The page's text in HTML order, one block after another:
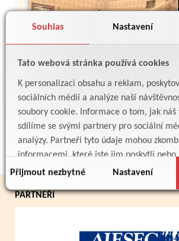
Souhlas Nastavení
Tato webová stránka používá cookies
K personalizaci obsahu a reklam,
sociálních médií a analýze naší
soubory cookie. Informace o tom, jak náš
sdílíme se svými partnery pro sociální
analýzy. Partneři tyto údaje mohou
informacemi, které jste jim poskytli nebo
důsledku toho, že používáte jejich služby.
Přijmout nezbytné Nastavení
PARTNEŘI